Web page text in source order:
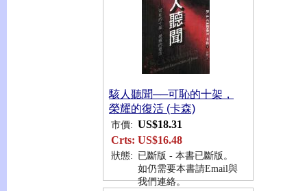
駭人聽聞──可恥的十架，
榮耀的復活 (卡森)
市價: US$18.31
Crts: US$16.48
狀態: 已斷版 - 本書已斷版。
如仍需要本書請Email與
我們連絡。